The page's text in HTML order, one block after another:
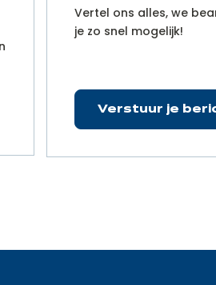
Vertel ons alles, we
je zo snel mogelijk!
Verstuur je